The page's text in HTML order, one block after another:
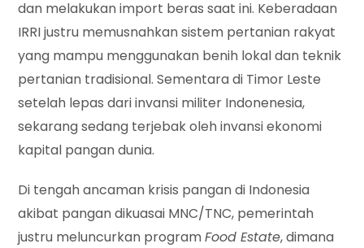
dan melakukan import beras saat ini. Keberadaan
IRRI justru memusnahkan sistem pertanian rakyat
yang mampu menggunakan benih lokal dan teknik
pertanian tradisional. Sementara di Timor Leste
setelah lepas dari invansi militer Indonenesia,
sekarang sedang terjebak oleh invansi ekonomi
kapital pangan dunia.
Di tengah ancaman krisis pangan di Indonesia
akibat pangan dikuasai MNC/TNC, pemerintah
justru meluncurkan programFood Estate, dimana